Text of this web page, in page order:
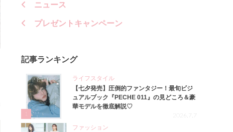
ニュース
プレゼントキャンペーン
記事ランキング
ライフスタイル
【七夕発売】圧倒的ファンタジー！最旬ビジ
ュアルブック『PECHE 011』の見どころ＆豪
華モデルを徹底解説♡
2026.7.7
ファッション